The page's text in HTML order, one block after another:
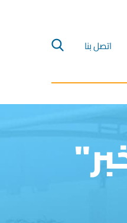
اتصل بنا‎